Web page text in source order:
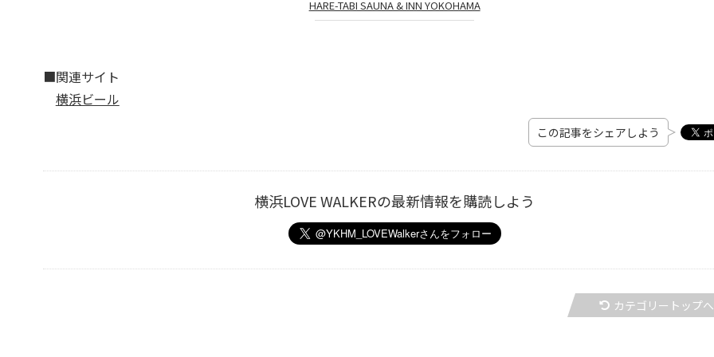
HARE-TABI SAUNA & INN YOKOHAMA
■関連サイト
横浜ビール
この記事をシェアしよう
横浜LOVE WALKERの最新情報を購読しよう
カテゴリートップへ